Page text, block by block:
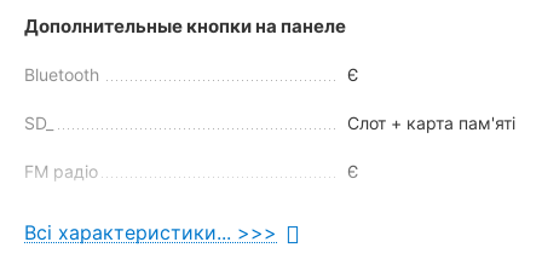
Дополнительные кнопки на панеле
Bluetooth Є
SD_ Слот + карта пам'яті
FM радіо Є
Всі характеристики... >>>